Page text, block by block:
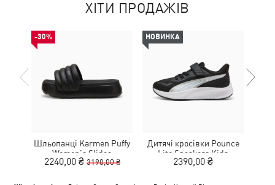
ХІТИ ПРОДАЖІВ
-30%
Шльопанці Karmen Puffy
Women's Slides
2240,00 ₴ 3190,00 ₴
НОВИНКА
Дитячі кросівки Pounce
Lite Sneakers Kids
2390,00 ₴